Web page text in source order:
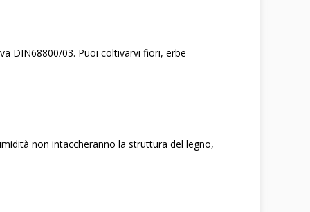
DIN68800/03. Puoi coltivarvi fiori, erbe
non intaccheranno la struttura del legno,